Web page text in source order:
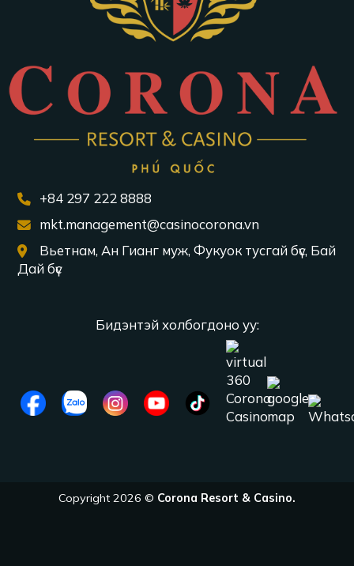
+84 297 222 8888
mkt.management@casinocorona.vn
Вьетнам, Ан Гианг муж, Фукуок тусгай бүс, Бай
Дай бүс
Бидэнтэй холбогдоно уу:
Copyright 2026 © Corona Resort & Casino.